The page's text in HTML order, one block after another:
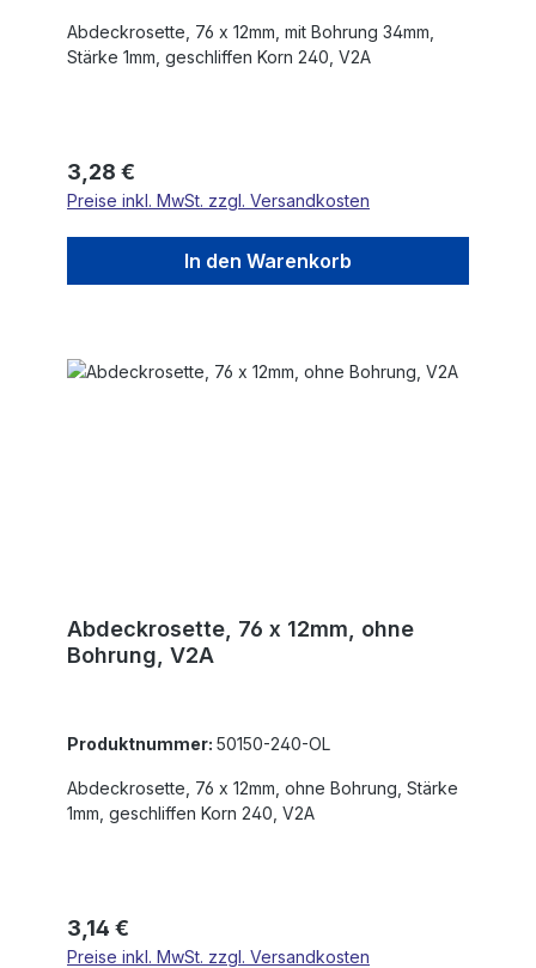
Abdeckrosette, 76 x 12mm, mit Bohrung 34mm,
Stärke 1mm, geschliffen Korn 240, V2A
Regulärer Preis:
3,28 €
Preise inkl. MwSt. zzgl. Versandkosten
In den Warenkorb
Abdeckrosette, 76 x 12mm, ohne
Bohrung, V2A
Produktnummer: 50150-240-OL
Abdeckrosette, 76 x 12mm, ohne Bohrung, Stärke
1mm, geschliffen Korn 240, V2A
Regulärer Preis:
3,14 €
Preise inkl. MwSt. zzgl. Versandkosten